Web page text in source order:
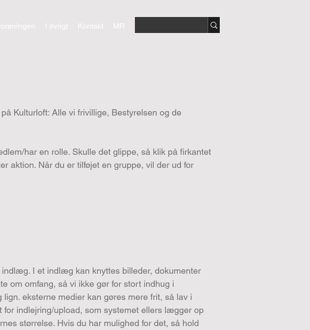
I øvrigt Kontakt MR
Kulturloft: Alle vi frivillige, Bestyrelsen og de
har en rolle. Skulle det glippe, så klik på firkantet
aktion. Når du er tilføjet en gruppe, vil der ud for
I et indlæg kan knyttes billeder, dokumenter
om omfang, så vi ikke gør for stort indhug i
eksterne medier kan gøres mere frit, så lav i
indlejring/upload, som systemet ellers lægger op
størrelse. Hvis du har mulighed for det, så hold